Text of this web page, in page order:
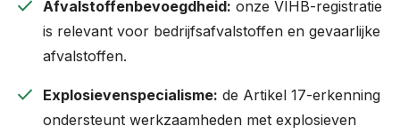
check Afvalstoffenbevoegdheid: onze VIHB-registratie
is relevant voor bedrijfsafvalstoffen en gevaarlijke
afvalstoffen.
check Explosievenspecialisme: de Artikel 17-erkenning
ondersteunt werkzaamheden met explosieven